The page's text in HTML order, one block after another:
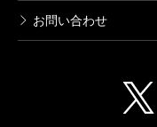
お問い合わせ